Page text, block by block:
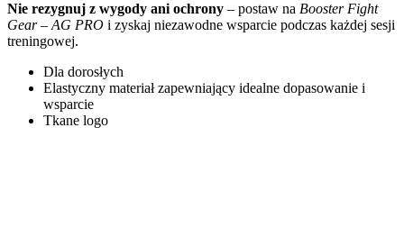
Nie rezygnuj z wygody ani ochrony – postaw na Booster Fight
Gear – AG PRO i zyskaj niezawodne wsparcie podczas każdej sesji
treningowej.
Dla dorosłych
Elastyczny materiał zapewniający idealne dopasowanie i
wsparcie
Tkane logo